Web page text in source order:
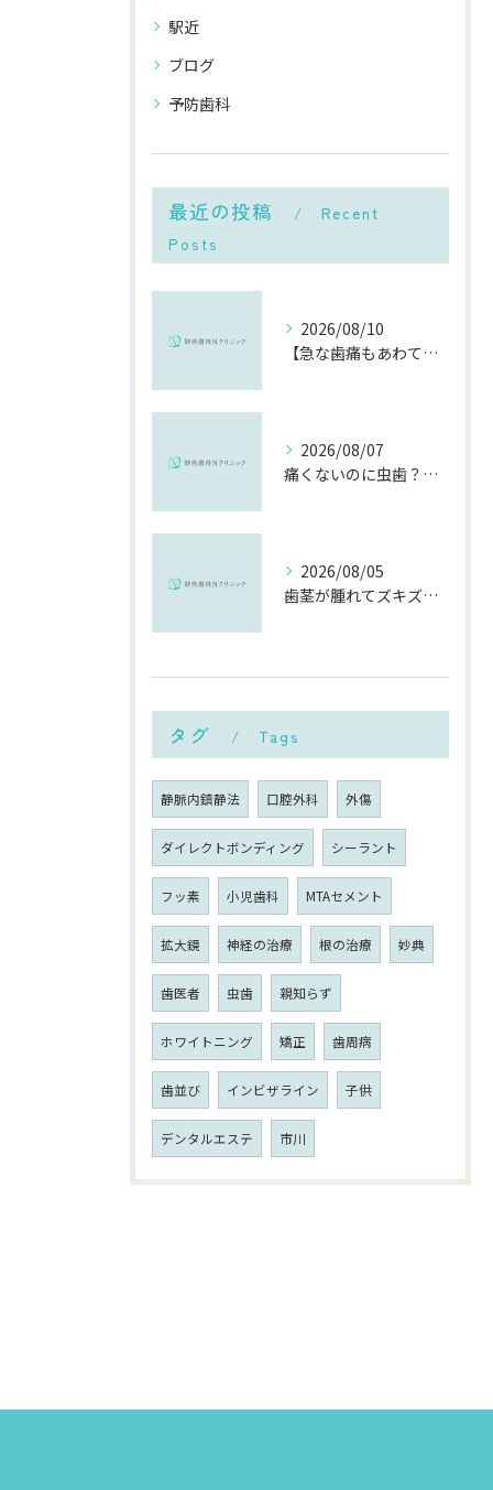
駅近
ブログ
予防歯科
最近の投稿
Recent
Posts
2026/08/10
【急な歯痛もあわてない】連休中に歯が痛くなったら？自分でできる応急処置と予防法
2026/08/07
痛くないのに虫歯？「痛みのない虫歯」が進行する理由と発見方法
2026/08/05
歯茎が腫れてズキズキ痛む時の応急処置と、早めに受診すべき理由
タグ Tags
静脈内鎮静法 口腔外科 外傷
ダイレクトボンディング シーラント
フッ素 小児歯科 MTAセメント
拡大鏡 神経の治療 根の治療 妙典
歯医者 虫歯 親知らず
ホワイトニング 矯正 歯周病
歯並び インビザライン 子供
デンタルエステ 市川